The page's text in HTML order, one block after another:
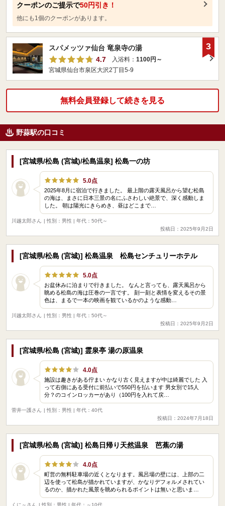
クーポンのご提示で50円引き！
他にも1個のクーポンがあります。
スパメッツァ仙台 竜泉寺の湯
4.7
入浴料： 1100円～
宮城県仙台市泉区大沢2丁目5-9
3
無料会員登録して続きを見る
野蒜駅の口コミ
[宮城県/松島 (宮城)/松島温泉] 松島一の坊
5.0点
2025年8月に宿泊で行きました。 ​最上階の露天風呂から望む松島
の海は、まさに日本三景の名にふさわしい絶景で、深く感動しま
した。 ​朝は陽光にきらめき、昼はどこまで…
川越太郎さん
| 性別：男性 | 年代：50代～
投稿日：2025年9月2日
[宮城県/松島 (宮城)] 松島温泉 松島センチュリーホテル
5.0点
​お盆休みに泊まりで行きました。 なんと言っても、露天風呂から
眺める松島の海は圧巻の一言です。 刻一刻と表情を変えるその景
色は、まるで一本の映画を観ているかのような感動…
川越太郎さん
| 性別：男性 | 年代：50代～
投稿日：2025年9月2日
[宮城県/松島 (宮城)] 霊泉亭 湯の原温泉
4.0点
施設は趣きがある佇まい かなり古く見えますが中は綺麗でした 入
って右側にある受付に前払いで550円を払います 男女別で15人
分？のコインロッカーがあり（100円を入れて戻…
菅井一護さん
| 性別：男性 | 年代：40代
投稿日：2024年7月18日
[宮城県/松島 (宮城)] 松島日帰り天然温泉 芭蕉の湯
4.0点
町営の無料駐車場の近くとなります。風呂場の壁には、上部の二
辺を使って松島が描かれていますが、かなりデフォルメされてい
るのか、描かれた風景を眺められるポイントは無いと思いま…
くに～さん
| 性別：男性 | 年代：～10代